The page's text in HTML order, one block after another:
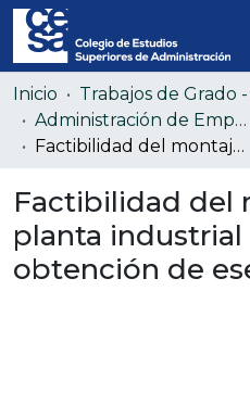
Comunidades
Todo DSpace
Inicio
Administración de Empresas (Colección confidencial)
Factibilidad del montaje de una planta industrial para la obtención de esencias de anís
Factibilidad del
planta industrial
obtención de